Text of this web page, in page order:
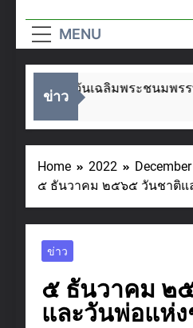
อา
นค
MENU
ข่าว
ในโอกาสวันเฉลิมพระชนมพรร
Home 2022
December
๕ ธันวาคม ๒๕๖๕ วันชาติแ
ข่าว
๕ ธันวาคม ๒
และวันพ่อแห่